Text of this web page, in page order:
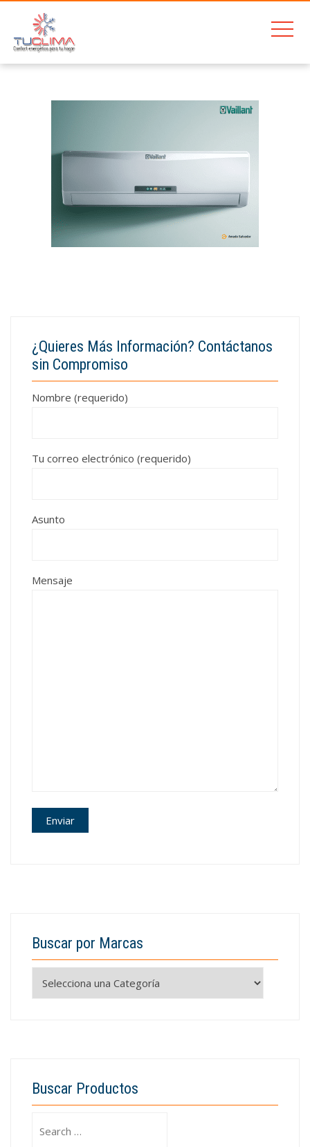
¿Quieres Más Información? Contáctanos
sin Compromiso
Nombre (requerido)
Tu correo electrónico (requerido)
Asunto
Mensaje
Buscar por Marcas
Buscar Productos
for: